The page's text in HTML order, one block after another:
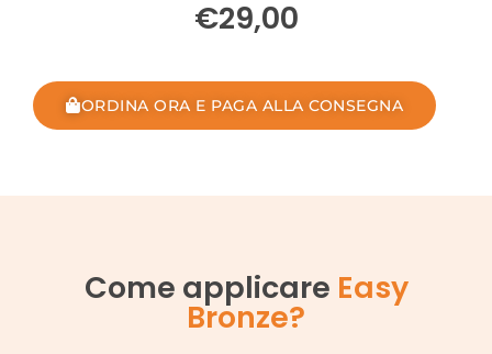
€29,00
ORDINA ORA E PAGA ALLA CONSEGNA
Come applicare Easy
Bronze?